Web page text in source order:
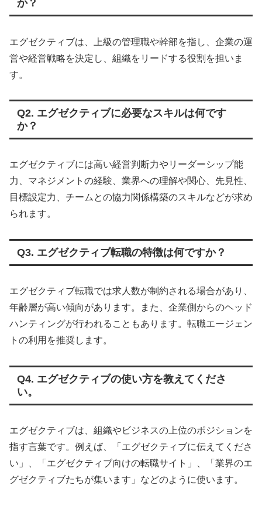
か？
エグゼクティブは、上級の管理職や幹部を指し、企業の運
営や経営戦略を決定し、組織をリードする役割を担いま
す。
Q2. エグゼクティブに必要なスキルは何です
か？
エグゼクティブには高い経営判断力やリーダーシップ能
力、マネジメントの経験、業界への理解や関心、先見性、
目標設定力、チームとの協力関係構築のスキルなどが求め
られます。
Q3. エグゼクティブ転職の特徴は何ですか？
エグゼクティブ転職では求人数が制約される場合があり、
年齢層が高い傾向があります。また、企業側からのヘッド
ハンティングが行われることもあります。転職エージェン
トの利用を推奨します。
Q4. エグゼクティブの使い方を教えてくださ
い。
エグゼクティブは、組織やビジネスの上位のポジションを
指す言葉です。例えば、「エグゼクティブに伝えてくださ
い」、「エグゼクティブ向けの転職サイト」、「業界のエ
グゼクティブたちが集います」などのように使います。